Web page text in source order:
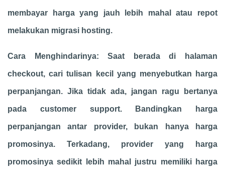
membayar harga yang jauh lebih mahal atau repot
melakukan migrasi hosting.
Cara Menghindarinya: Saat berada di halaman
checkout, cari tulisan kecil yang menyebutkan harga
perpanjangan. Jika tidak ada, jangan ragu bertanya
pada customer support. Bandingkan harga
perpanjangan antar provider, bukan hanya harga
promosinya. Terkadang, provider yang harga
promosinya sedikit lebih mahal justru memiliki harga